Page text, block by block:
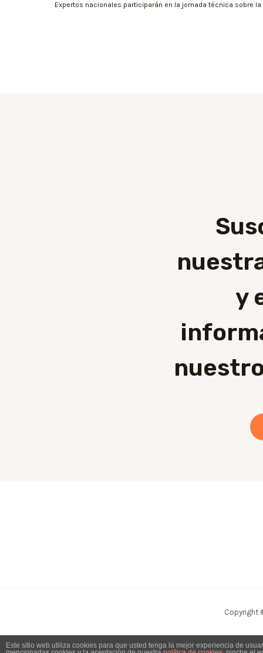
y
Copyright
Este sitio web utiliza cookies para que usted tenga la mejor experiencia de